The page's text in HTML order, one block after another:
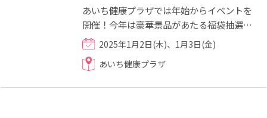
あいち健康プラザでは年始からイベントを
開催！今年は豪華景品があたる福袋抽選会
(先着各日100名)と干支せっけんプレゼン
ト(先着各日50名様)が両日...
2025年1月2日(木)、1月3日(金)
あいち健康プラザ